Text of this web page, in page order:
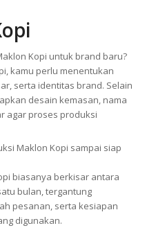
Kopi untuk brand baru?
kamu perlu menentukan
serta identitas brand. Selain
desain kemasan, nama
agar proses produksi
Maklon Kopi sampai siap
biasanya berkisar antara
bulan, tergantung
pesanan, serta kesiapan
digunakan.